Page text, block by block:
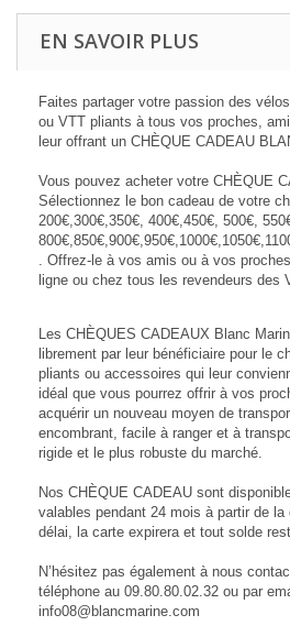
EN SAVOIR PLUS
Faites partager votre passion des
ou VTT pliants à tous vos proches,
leur offrant un CHÈQUE CADEAU
Vous pouvez acheter votre CHÈQUE
Sélectionnez le bon cadeau de votre
200€,300€ 350€ , 400€, 450€, 500€ , 550
800€ 850€, 900€ 950€,1000€ 1050€,
. Offrez-le à vos amis ou à vos
ligne ou chez tous les revendeurs des
Les CHÈQUES CADEAUX Blanc
librement par leur bénéficiaire pour le
pliants ou accessoires qui leur
idéal que vous pourrez offrir à vos
acquérir un nouveau moyen de
encombrant, facile à ranger et à
rigide et le plus robuste du marché.
Nos CHÈQUE CADEAU sont
valables pendant 24 mois à partir de la
délai, la carte expirera et tout solde
N’hésitez pas également à nous
téléphone au 09.80.80.02.32 ou par
info08@blancmarine.com